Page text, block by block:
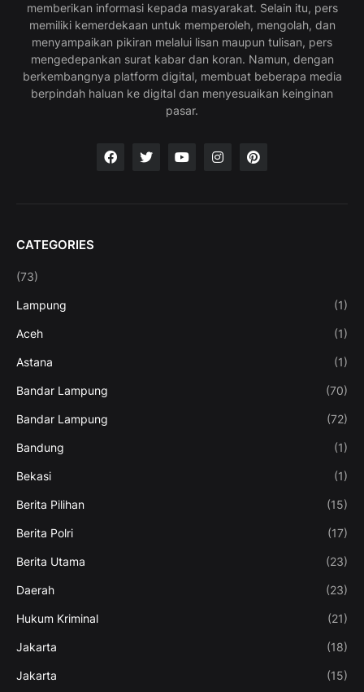
memberikan informasi kepada masyarakat. Selain itu, pers
memiliki kemerdekaan untuk memperoleh, mengolah, dan
menyampaikan pikiran melalui lisan maupun tulisan, pers
mengedepankan surat kabar dan koran. Namun, dengan
berkembangnya platform digital, membuat beberapa media
berpindah haluan ke digital dan menyesuaikan keinginan
pasar.
CATEGORIES
(73)
Lampung (1)
Aceh (1)
Astana (1)
Bandar Lampung (70)
Bandar Lampung (72)
Bandung (1)
Bekasi (1)
Berita Pilihan (15)
Berita Polri (17)
Berita Utama (23)
Daerah (23)
Hukum Kriminal (21)
Jakarta (18)
Jakarta (15)